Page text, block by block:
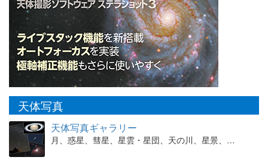
天体写真
天体写真ギャラリー
月、惑星、彗星、星雲・星団、天の川、星景、…